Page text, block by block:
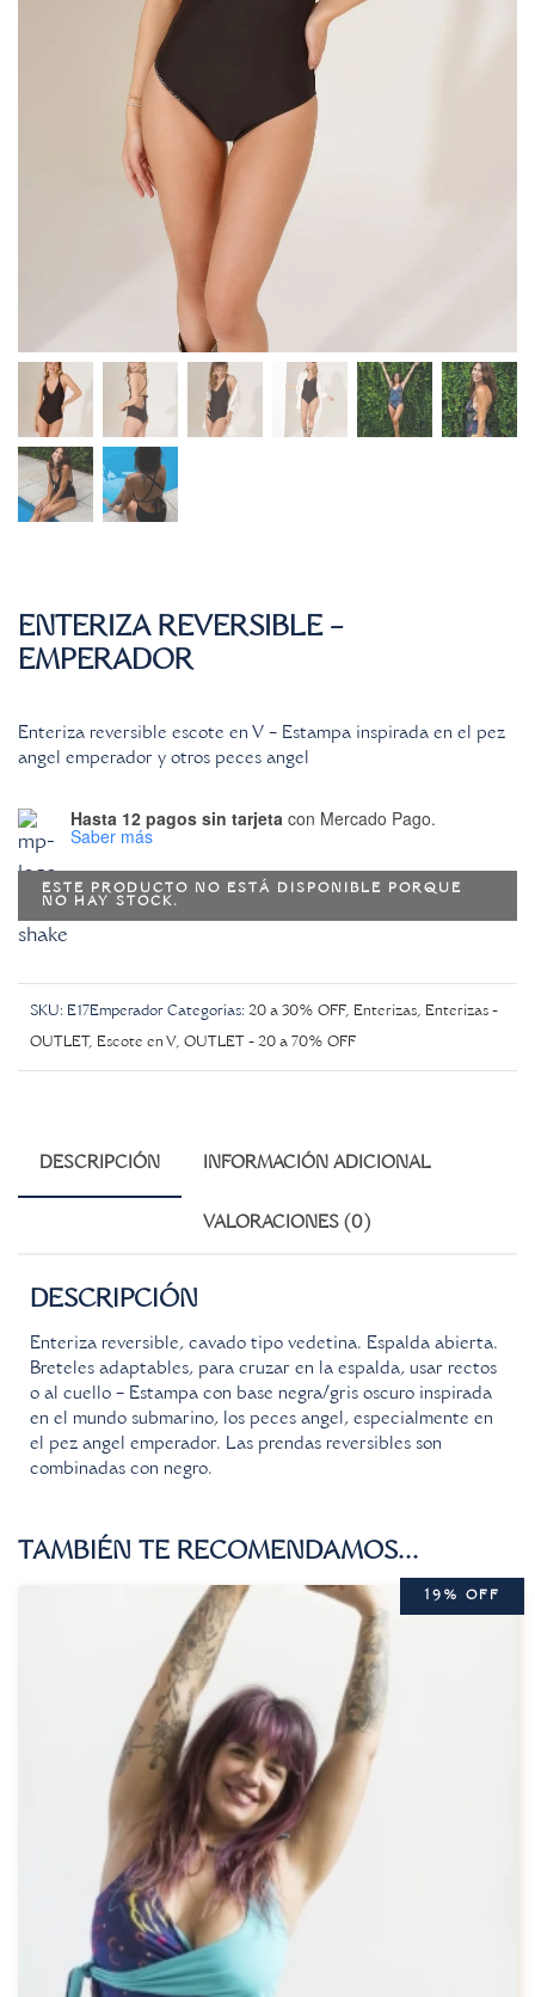
ENTERIZA REVERSIBLE –
EMPERADOR
Enteriza reversible escote en V – Estampa inspirada en el pez
angel emperador y otros peces angel
Hasta 12 pagos sin tarjeta con Mercado Pago.
Saber más
ESTE PRODUCTO NO ESTÁ DISPONIBLE PORQUE
NO HAY STOCK.
SKU: E17Emperador Categorías: 20 a 30% OFF, Enterizas, Enterizas -
OUTLET , Escote en V, OUTLET - 20 a 70% OFF
DESCRIPCIÓN INFORMACIÓN ADICIONAL
VALORACIONES (0)
DESCRIPCIÓN
Enteriza reversible, cavado tipo vedetina. Espalda abierta.
Breteles adaptables, para cruzar en la espalda, usar rectos
o al cuello – Estampa con base negra/gris oscuro inspirada
en el mundo submarino, los peces angel, especialmente en
el pez angel emperador. Las prendas reversibles son
combinadas con negro.
TAMBIÉN TE RECOMENDAMOS…
19% OFF